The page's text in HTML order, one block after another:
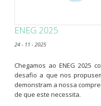
ENEG 2025
24 - 11 - 2025
​Chegamos ao ENEG 2025
desafio a que nos
demonstram a nossa
de que este necessita.